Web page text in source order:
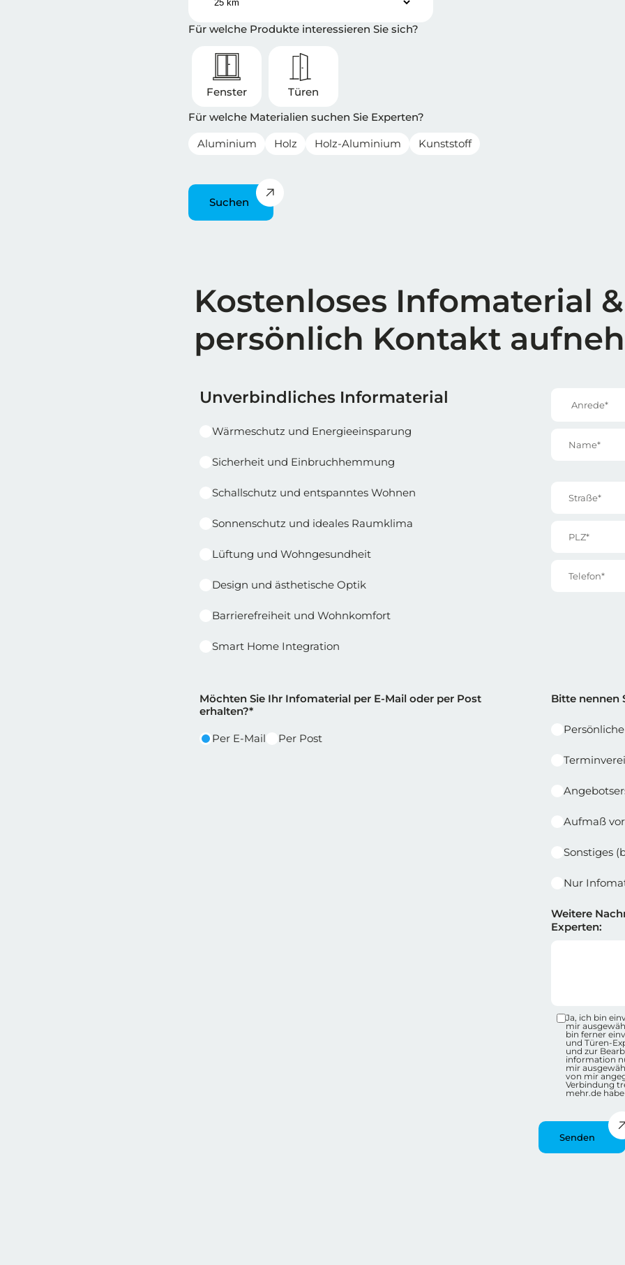
Für welche Produkte interessieren Sie sich?
Fenster
Türen
Für welche Materialien suchen Sie Experten?
Aluminium
Holz Holz-Aluminium Kunststoff
Suchen
Überschrift
Kostenloses Infomaterial &
persönlich Kontakt
Reihe 1
Reihe 1 | Spalte 1
Unverbindliches Informaterial
Wärmeschutz und Energieeinsparung
Sicherheit und Einbruchhemmung
Schallschutz und entspanntes Wohnen
Sonnenschutz und ideales Raumklima
Lüftung und Wohngesundheit
Design und ästhetische Optik
Barrierefreiheit und Wohnkomfort
Smart Home Integration
Reihe 1 |
Reihe 2
Reihe 2 | Spalte 1
Möchten Sie Ihr Infomaterial per E-Mail oder per Post
erhalten?*
Per E-Mail Per Post
Reihe 2 |
Bitte nennen
Aufmaß
Sonstiges
Nur
Weitere
Experten:
Ja, ich bin
mir
bin ferner
und Türen-
und zur
information
mir
von mir
Verbindung
mehr.de